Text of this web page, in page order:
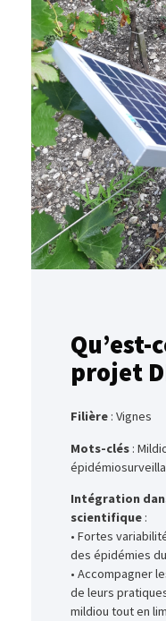
Qu’est-
projet
Filière : Vignes
Mots-clés :
Intégration
scientifique :
• Fortes
des épidémies
• Accompagner
de leurs
mildiou tout en